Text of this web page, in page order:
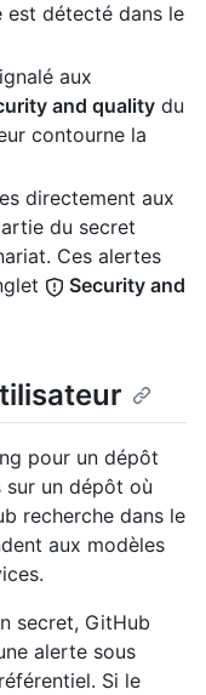
est détecté dans le
aux
and quality du
contourne la
directement aux
du secret
Ces alertes
Security and
pour un dépôt
un dépôt où
recherche dans le
aux modèles
secret, GitHub
alerte sous
Si le